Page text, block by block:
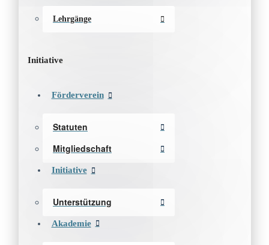
Lehrgänge
Initiative
Förderverein
Statuten
Mitgliedschaft
Initiative
Unterstützung
Akademie